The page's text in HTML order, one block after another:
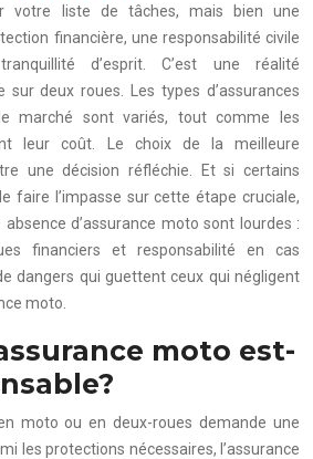
votre liste de tâches, mais bien une
financière, une responsabilité civile
d’esprit. C’est une réalité
sur deux roues. Les types d’assurances
marché sont variés, tout comme les
leur coût. Le choix de la meilleure
une décision réfléchie. Et si certains
faire l’impasse sur cette étape cruciale,
absence d’assurance moto sont lourdes :
financiers et responsabilité en cas
dangers qui guettent ceux qui négligent
moto.
moto est-
moto ou en deux-roues demande une
les protections nécessaires, l’assurance